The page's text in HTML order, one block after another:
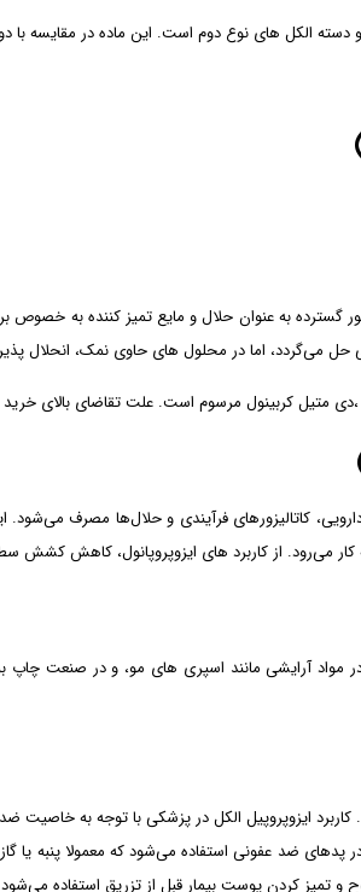
گسترده به عنوان حلال و مایع تمیز کننده به
حل می‌گردد، اما در محلول های حاوی نمک، انحلال
،دی متیل کربینول مرسوم است. علت تقاضای بالای
کاتالیزورهای فرآیندی و حلال‌ها مصرف
کار می‌رود. از کاربرد های ایزوپروپانول، کاهش
در مواد آرایشی مانند اسپری های مو، و در صنعت
کاربرد ایزوپروپیل الکل در پزشکی با توجه به
در پدهای ضد عفونی استفاده می‌شود که معمولا
تمیز کردن پوست بیمار قبل از تزریق استفاده